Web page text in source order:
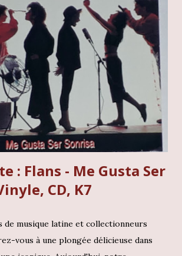
dans la période la plus audacieuse du
où le jazz fusion n'avait plus aucune
baissée vers l'inconnu. Pensez à
de 69. Eh bien, seulement deux
tard, Miles Davis est revenu pour
Live-evil, poussant toutes les
plus loin. Cet album, c'est un patchwork
entre l'intimité du studio et l...
: Flans - Me Gusta Ser
CD, K7
de musique latine et collectionneurs
vous à une plongée délicieuse dans